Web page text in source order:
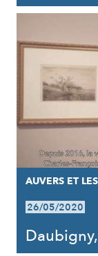
AUVERS ET
26/05/2020